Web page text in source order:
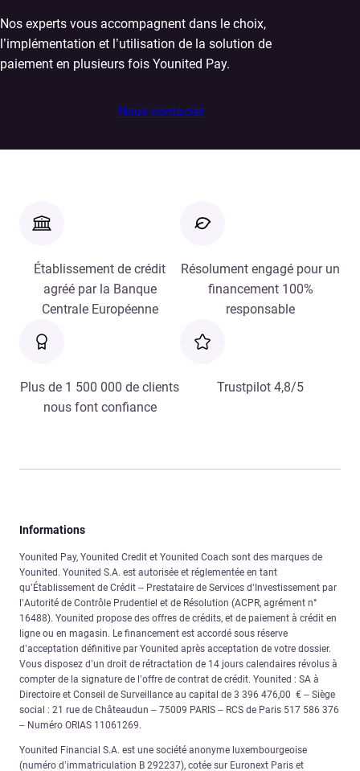
Nos experts vous accompagnent dans le choix,
l’implémentation et l’utilisation de la solution de
paiement en plusieurs fois Younited Pay.
Nous contacter
Établissement de crédit
agréé par la Banque
Centrale Européenne
Résolument engagé pour un
financement 100%
responsable
Plus de 1 500 000 de clients
nous font confiance
Trustpilot 4,8/5
Informations
Younited Pay, Younited Credit et Younited Coach sont des marques de
Younited. Younited S.A. est autorisée et réglementée en tant
qu’Établissement de Crédit – Prestataire de Services d’Investissement par
l’Autorité de Contrôle Prudentiel et de Résolution (ACPR, agrément n°
16488). Younited propose des offres de crédits, et de paiement à crédit en
ligne ou en magasin. Le financement est accordé sous réserve
d’acceptation définitive par Younited après acceptation de votre dossier.
Vous disposez d’un droit de rétractation de 14 jours calendaires révolus à
compter de la signature de l’offre de contrat de crédit. Younited : SA à
Directoire et Conseil de Surveillance au capital de 3 396 476,00 € – Siège
social : 21 rue de Châteaudun – 75009 PARIS – RCS de Paris 517 586 376
– Numéro ORIAS 11061269.
Younited Financial S.A. est une société anonyme luxembourgeoise
(numéro d’immatriculation B 292237), cotée sur Euronext Paris et